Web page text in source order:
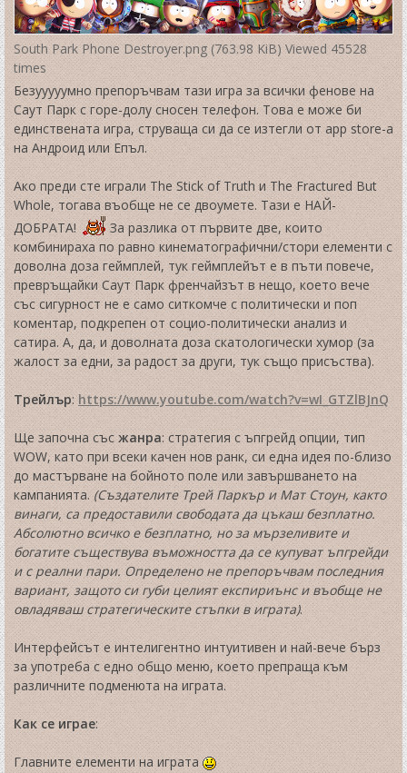
South Park Phone Destroyer.png (763.98 KiB) Viewed 45528
times
Безууууумно препоръчвам тази игра за всички фенове на
Саут Парк с горе-долу сносен телефон. Това е може би
единствената игра, струваща си да се изтегли от app store-а
на Андроид или Епъл.
Ако преди сте играли The Stick of Truth и The Fractured But
Whole, тогава въобще не се двоумете. Тази е НАЙ-
ДОБРАТА!
За разлика от първите две, които
комбинираха по равно кинематографични/стори елементи с
доволна доза геймплей, тук геймплейът е в пъти повече,
превръщайки Саут Парк френчайзът в нещо, което вече
със сигурност не е само ситкомче с политически и поп
коментар, подкрепен от социо-политически анализ и
сатира. А, да, и доволната доза скатологически хумор (за
жалост за едни, за радост за други, тук също присъства).
Трейлър:https://www.youtube.com/watch?v=wI_GTZlBJnQ
Ще започна съсжанра: стратегия с ъпгрейд опции, тип
WOW, като при всеки качен нов ранк, си една идея по-близо
до мастърване на бойното поле или завършването на
кампанията.(Създателите Трей Паркър и Мат Стоун, както
винаги, са предоставили свободата да цъкаш безплатно.
Абсолютно всичко е безплатно, но за мързеливите и
богатите съществува въможността да се купуват ъпгрейди
и с реални пари. Определено не препоръчвам последния
вариант, защото си губи целият експириънс и въобще не
овладяваш стратегическите стъпки в играта).
Интерфейсът е интелигентно интуитивен и най-вече бърз
за употреба с едно общо меню, което препраща към
различните подменюта на играта.
Как се играе:
Главните елементи на играта